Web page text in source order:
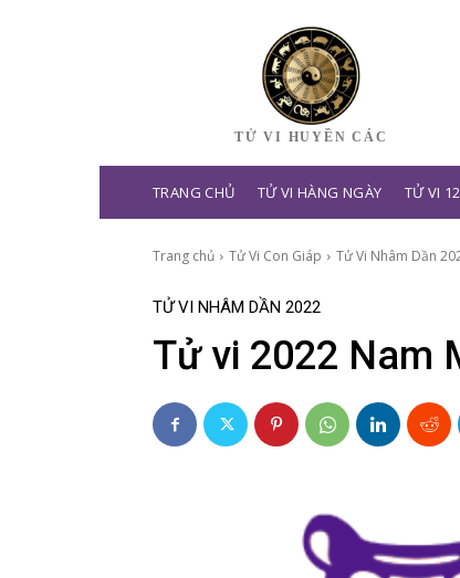
TỬ VI HUYỀN CÁC
TRANG CHỦ TỬ VI HÀNG NGÀY TỬ VI
Trang chủ Tử Vi Con Giáp Tử Vi Nhâm Dần
TỬ VI NHÂM DẦN 2022
Tử vi 2022 Nam